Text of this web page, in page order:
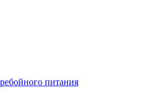
питания